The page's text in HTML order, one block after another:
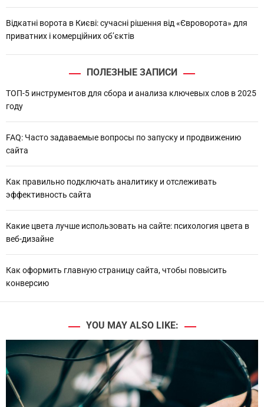
Відкатні ворота в Києві: сучасні рішення від «Євроворота» для
приватних і комерційних об’єктів
ПОЛЕЗНЫЕ ЗАПИСИ
ТОП-5 инструментов для сбора и анализа ключевых слов в 2025
году
FAQ: Часто задаваемые вопросы по запуску и продвижению
сайта
Как правильно подключать аналитику и отслеживать
эффективность сайта
Какие цвета лучше использовать на сайте: психология цвета в
веб-дизайне
Как оформить главную страницу сайта, чтобы повысить
конверсию
YOU MAY ALSO LIKE: